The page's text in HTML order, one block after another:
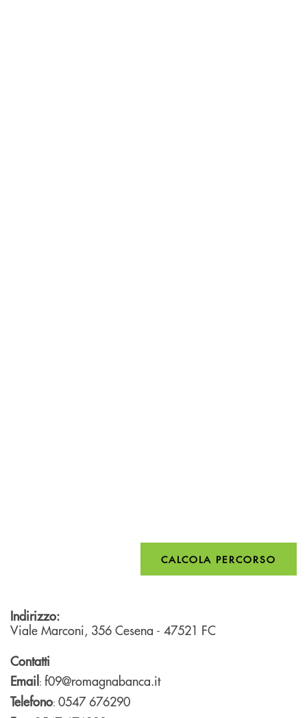
CALCOLA PERCORSO
Indirizzo:
Viale Marconi, 356 Cesena - 47521 FC
Contatti
Email: f09@romagnabanca.it
Telefono: 0547 676290